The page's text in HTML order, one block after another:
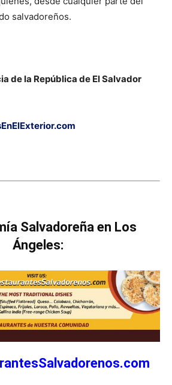
salvadoreños.
de la República de El Salvador
Salvadoreña en Los
Ángeles: